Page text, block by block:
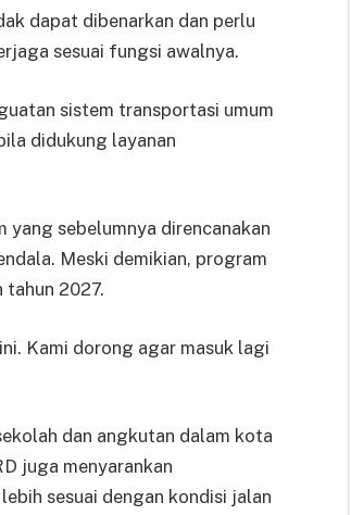
dapat dibenarkan dan perlu
sesuai fungsi awalnya.
sistem transportasi umum
didukung layanan
yang sebelumnya direncanakan
Meski demikian, program
tahun 2027.
Kami dorong agar masuk lagi
dan angkutan dalam kota
juga menyarankan
sesuai dengan kondisi jalan